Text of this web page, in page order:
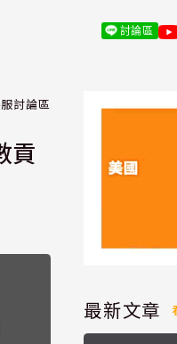
討論區
討論區
貢
最新文章